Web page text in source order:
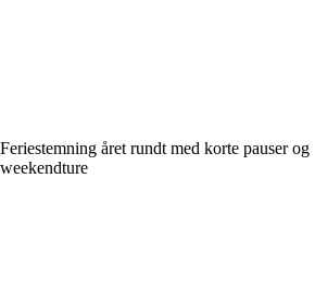
Feriestemning året rundt med korte pauser og
weekendture